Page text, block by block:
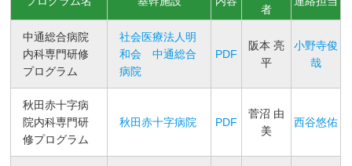
者
中通総合病院
内科専門研修
プログラム
社会医療法人明
和会 中通総合
病院
PDF
阪本 亮
平
小野寺俊
哉
秋田赤十字病
院内科専門研
修プログラム
秋田赤十字病院 PDF
菅沼 由
美
西谷悠佑